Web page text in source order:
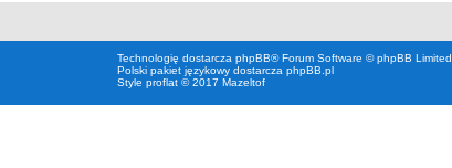
Technologię dostarcza phpBB® Forum Software © phpBB Limited
Polski pakiet językowy dostarcza phpBB.pl
Style proflat © 2017 Mazeltof